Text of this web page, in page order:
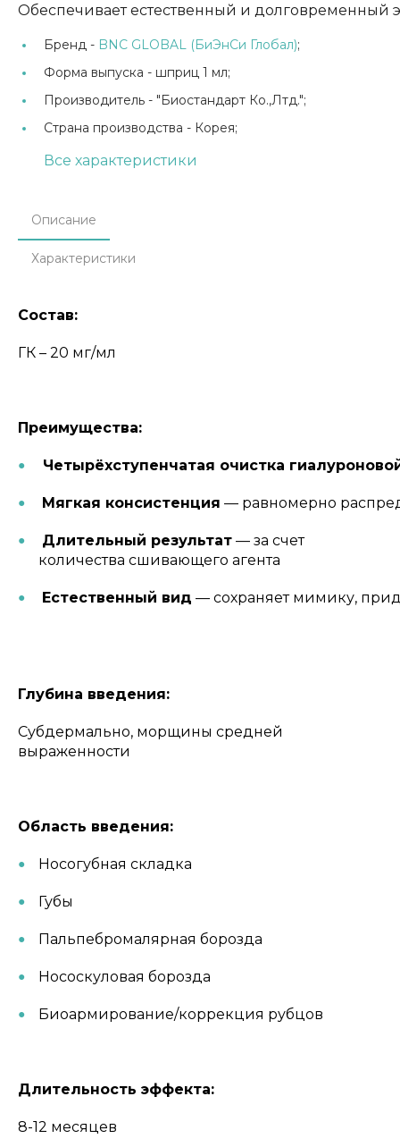
Обеспечивает естественный и долговременный
Бренд - BNC GLOBAL (БиЭнСи Глобал);
Форма выпуска - шприц 1 мл;
Производитель - "Биостандарт Ко.,Лтд.";
Страна производства - Корея;
Все характеристики
Описание
Характеристики
Cостав:
ГК – 20 мг/мл
Преимущества:
Четырёхступенчатая очистка
Мягкая консистенция — равномерно
Длительный результат— за счет
количества сшивающего агента
Естественный вид — сохраняет мимику,
Глубина введения:
Субдермально, морщины средней
выраженности
Область введения:
Носогубная складка
Губы
Пальпебромалярная борозда
Нососкуловая борозда
Биоармирование/коррекция рубцов
Длительность эффекта:
8-12 месяцев